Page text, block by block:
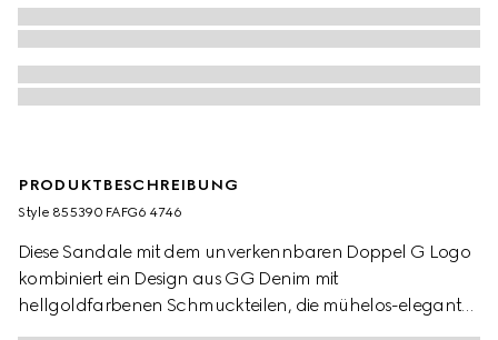
PRODUKTBESCHREIBUNG
Style ‎855390 FAFG6 4746
Diese Sandale mit dem unverkennbaren Doppel G Logo
kombiniert ein Design aus GG Denim mit
hellgoldfarbenen Schmuckteilen, die mühelos-elegante
Akzente setzen.